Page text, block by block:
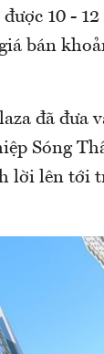
10 -
bán
đã đưa
Sóng
lời lên tới